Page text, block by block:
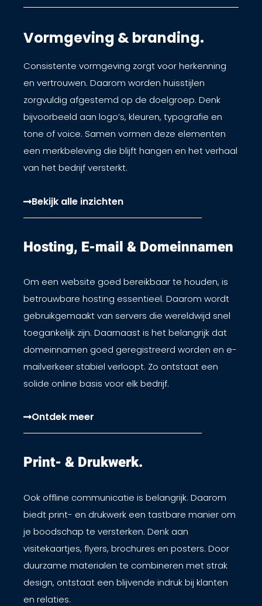
Vormgeving & branding.
Consistente vormgeving zorgt voor herkenning
en vertrouwen. Daarom worden huisstijlen
zorgvuldig afgestemd op de doelgroep. Denk
bijvoorbeeld aan logo’s, kleuren, typografie en
tone of voice. Samen vormen deze elementen
een merkbeleving die blijft hangen en het verhaal
van het bedrijf versterkt.
Bekijk alle inzichten
Hosting, E-mail & Domeinnamen​
Om een website goed bereikbaar te houden, is
betrouwbare hosting essentieel. Daarom wordt
gebruikgemaakt van servers die wereldwijd snel
toegankelijk zijn. Daarnaast is het belangrijk dat
domeinnamen goed geregistreerd worden en e-
mailverkeer stabiel verloopt. Zo ontstaat een
solide online basis voor elk bedrijf.
Ontdek meer
Print- & Drukwerk.​
Ook offline communicatie is belangrijk. Daarom
biedt print- en drukwerk een tastbare manier om
je boodschap te versterken. Denk aan
visitekaartjes, flyers, brochures en posters. Door
duurzame materialen te combineren met strak
design, ontstaat een blijvende indruk bij klanten
en relaties.